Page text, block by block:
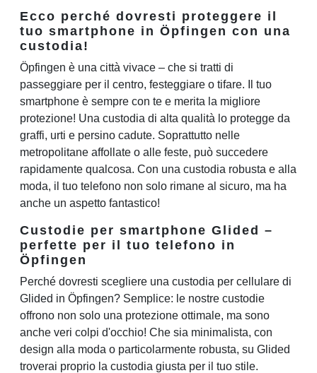
Ecco perché dovresti proteggere il
tuo smartphone in Öpfingen con una
custodia!
Öpfingen è una città vivace – che si tratti di
passeggiare per il centro, festeggiare o tifare. Il tuo
smartphone è sempre con te e merita la migliore
protezione! Una custodia di alta qualità lo protegge da
graffi, urti e persino cadute. Soprattutto nelle
metropolitane affollate o alle feste, può succedere
rapidamente qualcosa. Con una custodia robusta e alla
moda, il tuo telefono non solo rimane al sicuro, ma ha
anche un aspetto fantastico!
Custodie per smartphone Glided –
perfette per il tuo telefono in
Öpfingen
Perché dovresti scegliere una custodia per cellulare di
Glided in Öpfingen? Semplice: le nostre custodie
offrono non solo una protezione ottimale, ma sono
anche veri colpi d'occhio! Che sia minimalista, con
design alla moda o particolarmente robusta, su Glided
troverai proprio la custodia giusta per il tuo stile.